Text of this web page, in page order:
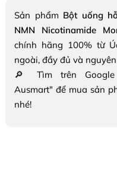
Bổ Khớp - Xương
Bổ Não - Tim Mạch
Canxi - Vitamin D
Trang Điểm Mắt
Trang Điểm Môi
Tẩy Trang - Toner
Dụng Cụ Trang Điểm
Sản phẩm Bột uống
NMN Nicotinamide
chính hãng 100% từ
ngoài, đầy đủ và
🔎 Tìm trên
Ausmart" để mua sản
nhé!